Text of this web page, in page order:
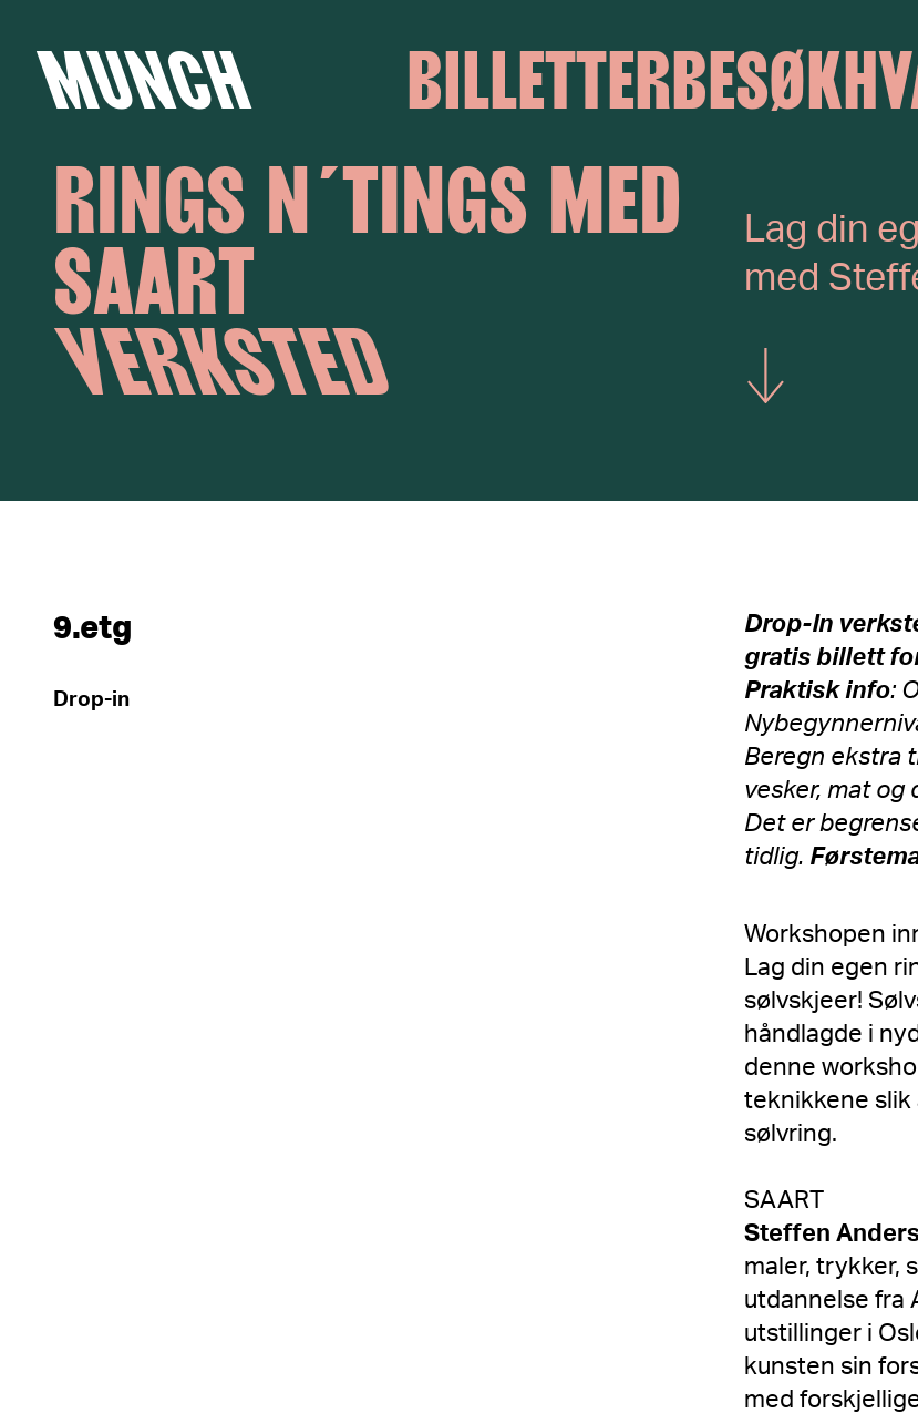
Hopp til innhold
MUNCH BILLETTERBESØK
RINGS N´TINGS MED
SAART
VERKSTED
Lag din
med
Vis mer
9.etg
Drop-in
Drop-In
gratis billett
Praktisk info:
Beregn ekstra
vesker, mat og
Det er
tidlig.
Workshopen
Lag din egen
sølvskjeer!
håndlagde i
denne
teknikkene slik
sølvring.
SAART
Steffen
maler, trykker,
utdannelse fra
utstillinger i
kunsten sin
med